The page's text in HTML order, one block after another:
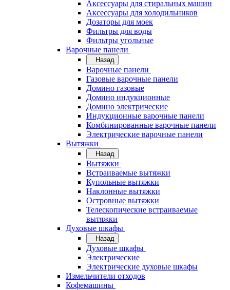
Аксессуары для стиральных машин
Аксессуары для холодильников
Дозаторы для моек
Фильтры для воды
Фильтры угольные
Варочные панели
Назад
Варочные панели
Газовые варочные панели
Домино газовые
Домино индукционные
Домино электрические
Индукционные варочные панели
Комбинированные варочные панели
Электрические варочные панели
Вытяжки
Назад
Вытяжки
Встраиваемые вытяжки
Купольные вытяжки
Наклонные вытяжки
Островные вытяжки
Телескопические встраиваемые
вытяжки
Духовые шкафы
Назад
Духовые шкафы
Электрические
Электрические духовые шкафы
Измельчители отходов
Кофемашины